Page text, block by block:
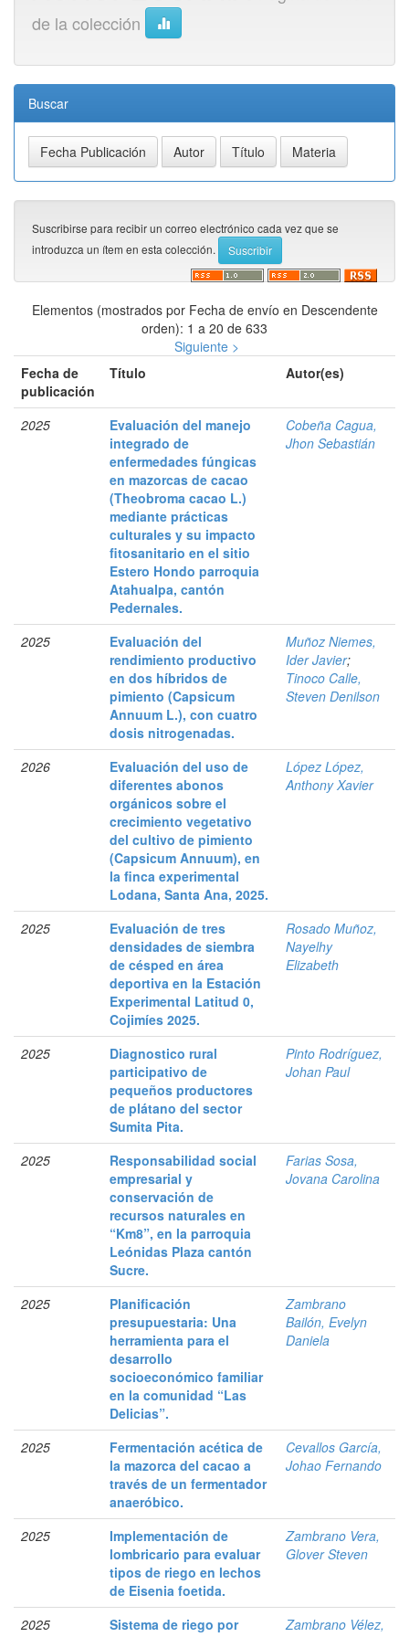
de la colección
Buscar
Suscribirse para recibir un correo electrónico cada vez que se
introduzca un ítem en esta colección.
Elementos (mostrados por Fecha de envío en Descendente
orden): 1 a 20 de 633
Siguiente >
Fecha de
publicación
Título Autor(es)
2025
Evaluación del manejo
integrado de
enfermedades fúngicas
en mazorcas de cacao
(Theobroma cacao L.)
mediante prácticas
culturales y su impacto
fitosanitario en el sitio
Estero Hondo parroquia
Atahualpa, cantón
Pedernales.
Cobeña Cagua,
Jhon Sebastián
2025
Evaluación del
rendimiento productivo
en dos híbridos de
pimiento (Capsicum
Annuum L.), con cuatro
dosis nitrogenadas.
Muñoz Niemes,
Ider Javier;
Tinoco Calle,
Steven Denilson
2026
Evaluación del uso de
diferentes abonos
orgánicos sobre el
crecimiento vegetativo
del cultivo de pimiento
(Capsicum Annuum), en
la finca experimental
Lodana, Santa Ana, 2025.
López López,
Anthony Xavier
2025
Evaluación de tres
densidades de siembra
de césped en área
deportiva en la Estación
Experimental Latitud 0,
Cojimíes 2025.
Rosado Muñoz,
Nayelhy
Elizabeth
2025
Diagnostico rural
participativo de
pequeños productores
de plátano del sector
Sumita Pita.
Pinto Rodríguez,
Johan Paul
2025
Responsabilidad social
empresarial y
conservación de
recursos naturales en
“Km8”, en la parroquia
Leónidas Plaza cantón
Sucre.
Farias Sosa,
Jovana Carolina
2025
Planificación
presupuestaria: Una
herramienta para el
desarrollo
socioeconómico familiar
en la comunidad “Las
Delicias”.
Zambrano
Bailón, Evelyn
Daniela
2025
Fermentación acética de
la mazorca del cacao a
través de un fermentador
anaeróbico.
Cevallos García,
Johao Fernando
2025
Implementación de
lombricario para evaluar
tipos de riego en lechos
de Eisenia foetida.
Zambrano Vera,
Glover Steven
2025
Sistema de riego por
Zambrano Vélez,